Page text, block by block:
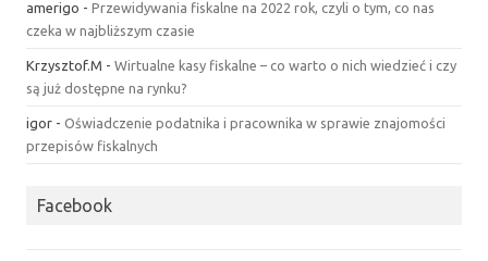
amerigo - Przewidywania fiskalne na 2022 rok, czyli o tym, co nas
czeka w najbliższym czasie
Krzysztof.M - Wirtualne kasy fiskalne – co warto o nich wiedzieć i czy
są już dostępne na rynku?
igor - Oświadczenie podatnika i pracownika w sprawie znajomości
przepisów fiskalnych
Facebook